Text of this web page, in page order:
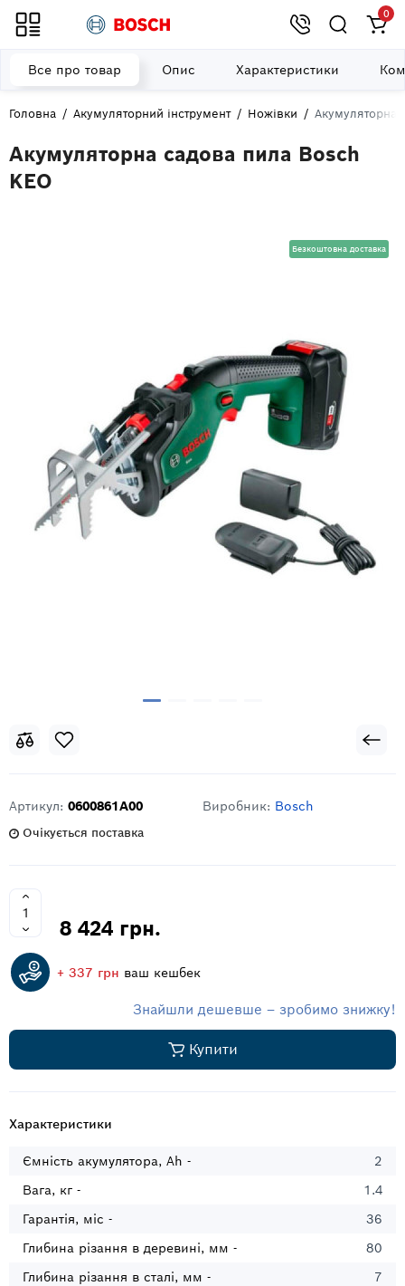
0
Головна Акумуляторний інструмент Ножівки Акумуляторна
Акумуляторна садова пила Bosch
KEO
Все про товар Опис Характеристики
Безкоштовна доставка
Артикул: 0600861A00 Виробник: Bosch
Очікується поставка
8 424 грн.
+ 337 грн ваш кешбек
Знайшли дешевше – зробимо знижку!
Купити
Характеристики
Ємність акумулятора, Ah -
2
Вага, кг -
1.4
Гарантія, міс -
36
Глибина різання в деревині, мм -
80
Глибина різання в сталі, мм -
7